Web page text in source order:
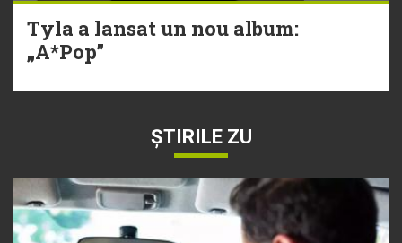
Tyla a lansat un nou album:
„A*Pop”
ȘTIRILE ZU